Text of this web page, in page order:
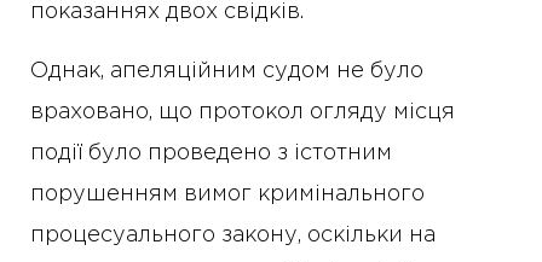
показаннях двох свідків.
Однак, апеляційним судом не було
враховано, що протокол огляду місця
події було проведено з істотним
порушенням вимог кримінального
процесуального закону, оскільки на